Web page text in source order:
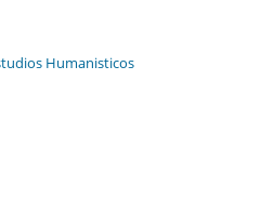
Humanisticos